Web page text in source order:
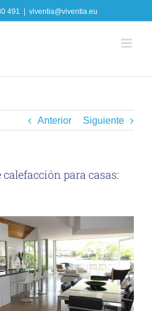
491 viventia@viventia.eu
Anterior Siguiente
para casas: